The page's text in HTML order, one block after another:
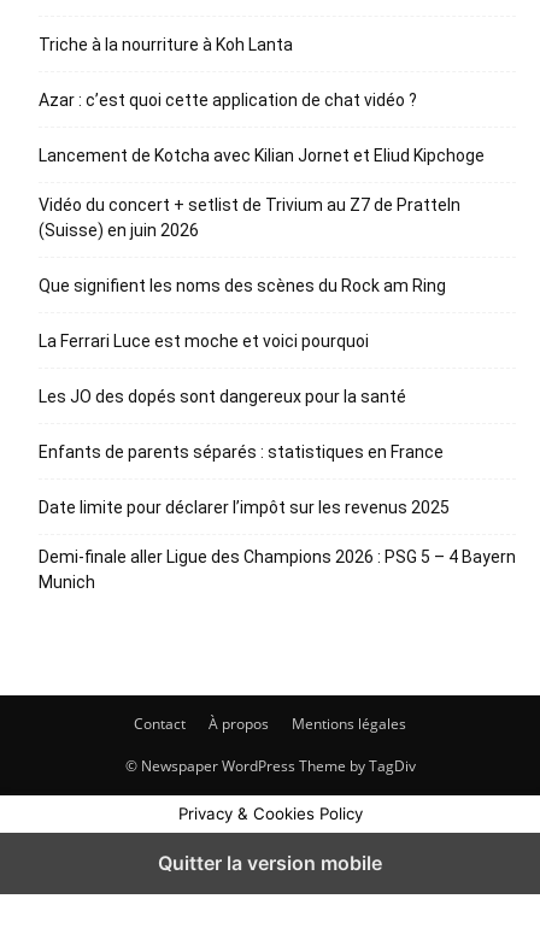
Triche à la nourriture à Koh Lanta
Azar : c’est quoi cette application de chat vidéo ?
Lancement de Kotcha avec Kilian Jornet et Eliud Kipchoge
Vidéo du concert + setlist de Trivium au Z7 de Pratteln
(Suisse) en juin 2026
Que signifient les noms des scènes du Rock am Ring
La Ferrari Luce est moche et voici pourquoi
Les JO des dopés sont dangereux pour la santé
Enfants de parents séparés : statistiques en France
Date limite pour déclarer l’impôt sur les revenus 2025
Demi-finale aller Ligue des Champions 2026 : PSG 5 – 4 Bayern
Munich
Contact À propos Mentions légales
© Newspaper WordPress Theme by TagDiv
Privacy & Cookies Policy
Quitter la version mobile